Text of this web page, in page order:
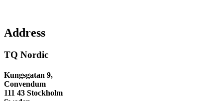
Address
TQ Nordic
Kungsgatan 9,
Convendum
111 43 Stockholm